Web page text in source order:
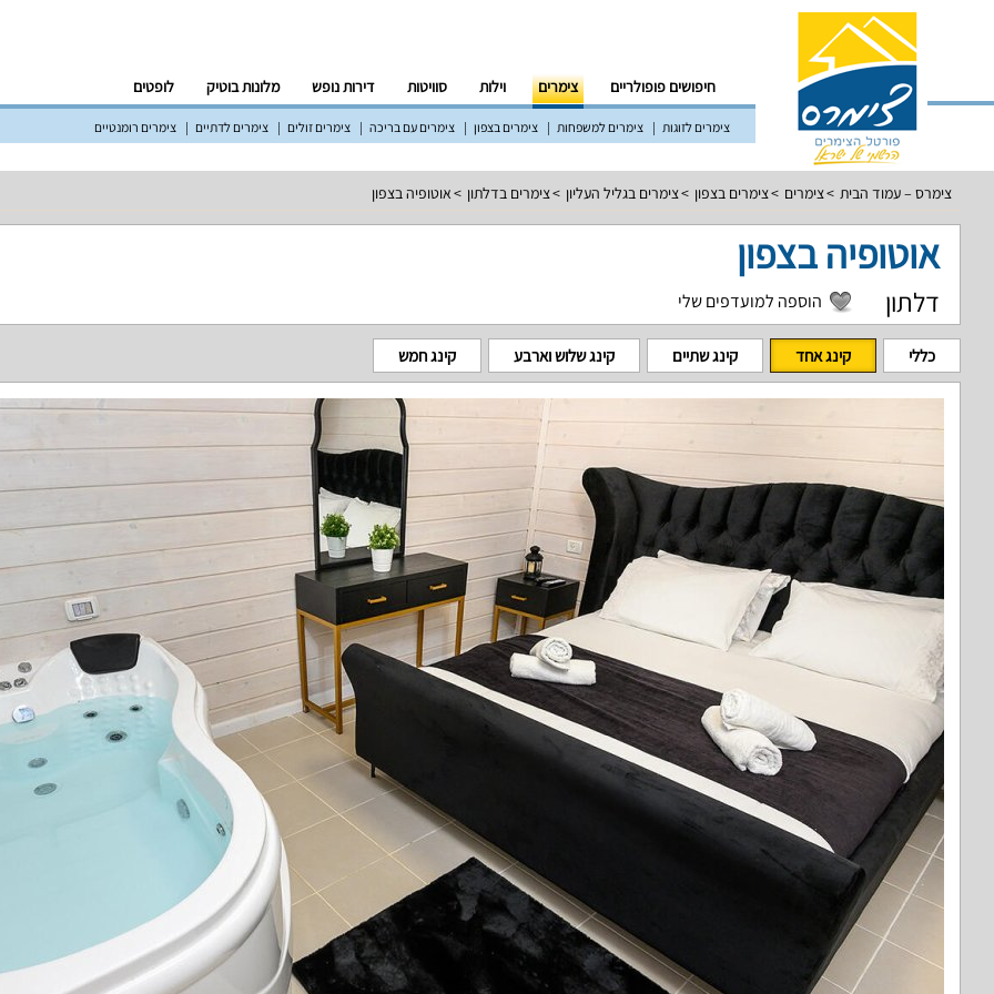
חיפושים פופולריים צימרים וילות סוויטות דירות נופש מלונות בוטיק לופטים
צימרים לזוגות צימרים למשפחות צימרים בצפון צימרים עם בריכה צימרים זולים צימרים לדתיים צימרים רומנטיים
צימרס – עמוד הבית צימרים צימרים בצפון צימרים בגליל העליון צימרים בדלתון אוטופיה בצפון
אוטופיה בצפון
דלתון הוספה למועדפים שלי
כללי קינג אחד קינג שתיים קינג שלוש וארבע קינג חמש